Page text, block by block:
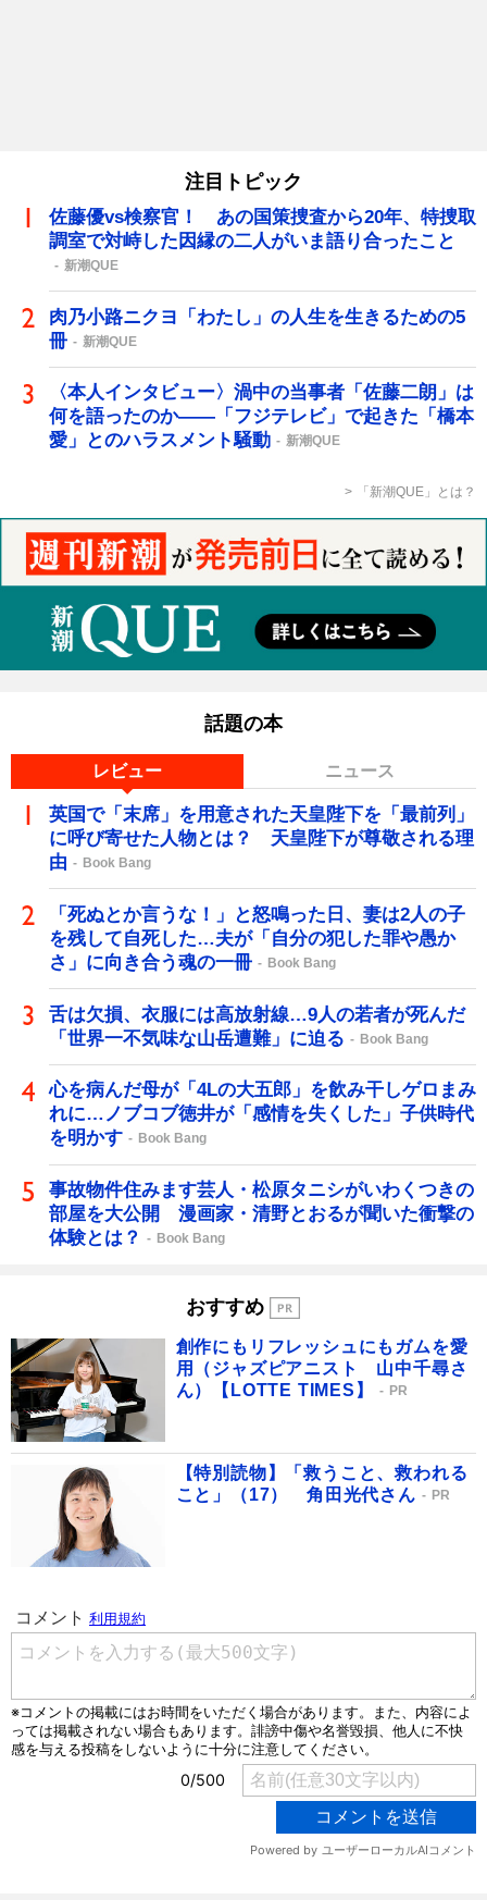
注目トピック
佐藤優vs検察官！ あの国策捜査から20年、特捜取
調室で対峙した因縁の二人がいま語り合ったこと
新潮QUE
肉乃小路ニクヨ「わたし」の人生を生きるための5
冊
新潮QUE
〈本人インタビュー〉渦中の当事者「佐藤二朗」は
何を語ったのか――「フジテレビ」で起きた「橋本
愛」とのハラスメント騒動
新潮QUE
「新潮QUE」とは？
話題の本
レビュー ニュース
英国で「末席」を用意された天皇陛下を「最前列」
に呼び寄せた人物とは？ 天皇陛下が尊敬される理
由
Book Bang
「死ぬとか言うな！」と怒鳴った日、妻は2人の子
を残して自死した…夫が「自分の犯した罪や愚か
さ」に向き合う魂の一冊
Book Bang
舌は欠損、衣服には高放射線…9人の若者が死んだ
「世界一不気味な山岳遭難」に迫る
Book Bang
心を病んだ母が「4Lの大五郎」を飲み干しゲロまみ
れに…ノブコブ徳井が「感情を失くした」子供時代
を明かす
Book Bang
事故物件住みます芸人・松原タニシがいわくつきの
部屋を大公開 漫画家・清野とおるが聞いた衝撃の
体験とは？
Book Bang
おすすめ
創作にもリフレッシュにもガムを愛
用（ジャズピアニスト 山中千尋さ
ん）【LOTTE TIMES】
PR
【特別読物】「救うこと、救われる
こと」（17） 角田光代さん
PR